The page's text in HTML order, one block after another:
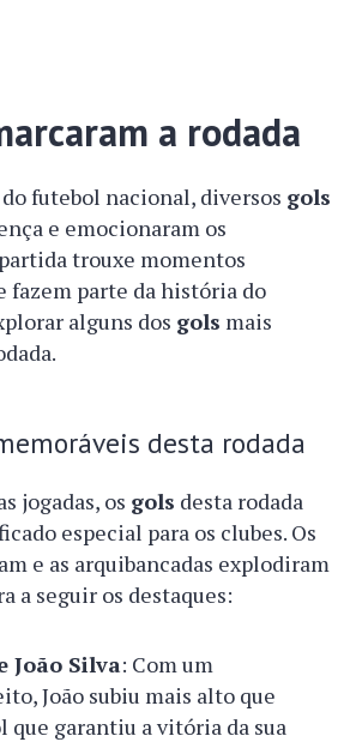
a rodada
futebol nacional, diversos gols
e emocionaram os
trouxe momentos
fazem parte da história do
alguns dos gols mais
desta rodada
jogadas, os gols desta rodada
especial para os clubes. Os
e as arquibancadas explodiram
a seguir os destaques:
João Silva: Com um
João subiu mais alto que
que garantiu a vitória da sua